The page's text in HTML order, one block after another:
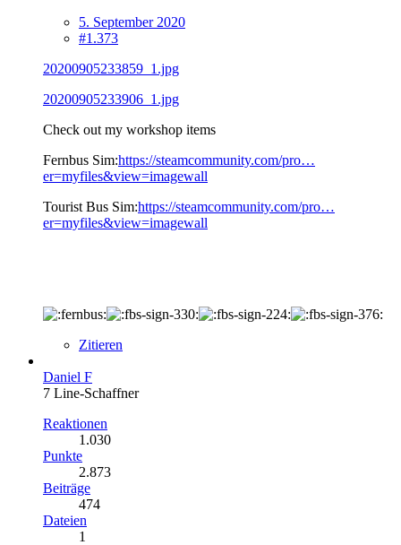
5. September 2020
#1.373
20200905233859_1.jpg
20200905233906_1.jpg
Check out my workshop items
Fernbus Sim:https://steamcommunity.com/pro…
er=myfiles&view=imagewall
Tourist Bus Sim:https://steamcommunity.com/pro…
er=myfiles&view=imagewall
Zitieren
Daniel F
7 Line-Schaffner
Reaktionen
1.030
Punkte
2.873
Beiträge
474
Dateien
1